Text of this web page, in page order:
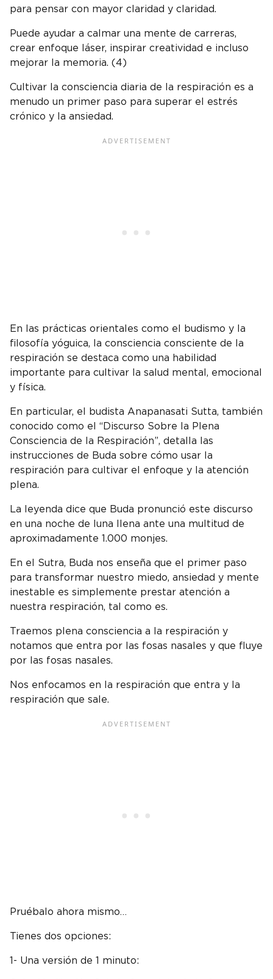
para pensar con mayor claridad y claridad.
Puede ayudar a calmar una mente de carreras,
crear enfoque láser, inspirar creatividad e incluso
mejorar la memoria. (4)
Cultivar la consciencia diaria de la respiración es a
menudo un primer paso para superar el estrés
crónico y la ansiedad.
En las prácticas orientales como el budismo y la
filosofía yóguica, la consciencia consciente de la
respiración se destaca como una habilidad
importante para cultivar la salud mental, emocional
y física.
En particular, el budista Anapanasati Sutta, también
conocido como el “Discurso Sobre la Plena
Consciencia de la Respiración”, detalla las
instrucciones de Buda sobre cómo usar la
respiración para cultivar el enfoque y la atención
plena.
La leyenda dice que Buda pronunció este discurso
en una noche de luna llena ante una multitud de
aproximadamente 1.000 monjes.
En el Sutra, Buda nos enseña que el primer paso
para transformar nuestro miedo, ansiedad y mente
inestable es simplemente prestar atención a
nuestra respiración, tal como es.
Traemos plena consciencia a la respiración y
notamos que entra por las fosas nasales y que fluye
por las fosas nasales.
Nos enfocamos en la respiración que entra y la
respiración que sale.
Pruébalo ahora mismo…
Tienes dos opciones:
1- Una versión de 1 minuto: